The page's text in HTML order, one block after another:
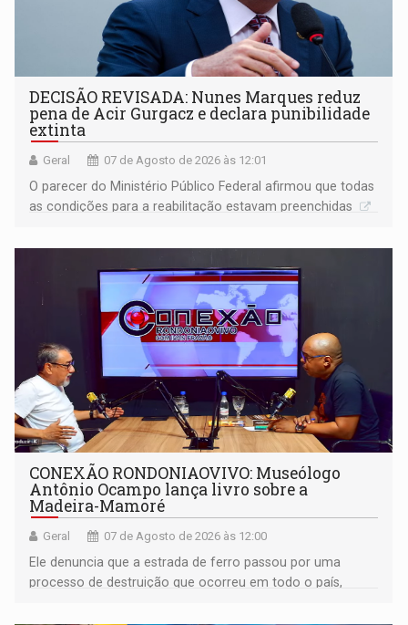
DECISÃO REVISADA: Nunes Marques reduz
pena de Acir Gurgacz e declara punibilidade
extinta
Geral 07 de Agosto de 2026 às 12:01
O parecer do Ministério Público Federal afirmou que todas
as condições para a reabilitação estavam preenchidas
CONEXÃO RONDONIAOVIVO: Museólogo
Antônio Ocampo lança livro sobre a
Madeira-Mamoré
Geral 07 de Agosto de 2026 às 12:00
Ele denuncia que a estrada de ferro passou por uma
processo de destruição que ocorreu em todo o país,